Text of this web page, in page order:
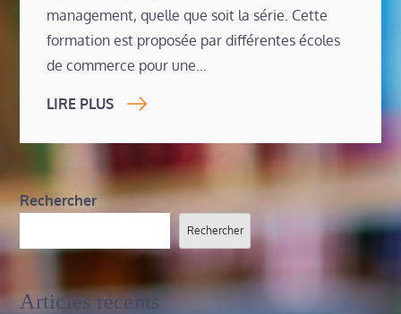
management, quelle que soit la série. Cette
formation est proposée par différentes écoles
de commerce pour une…
LIRE PLUS
Rechercher
Rechercher
Articles récents